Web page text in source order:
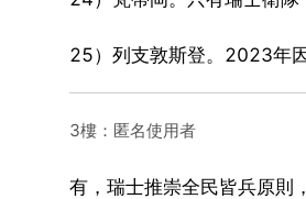
25）列支敦斯登。2023年
3樓：匿名使用者
有，瑞士推崇全民皆兵原則